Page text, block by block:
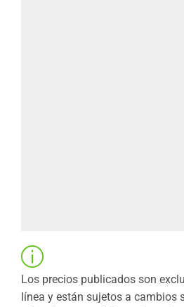
Los precios publicados son
línea y están sujetos a cambios